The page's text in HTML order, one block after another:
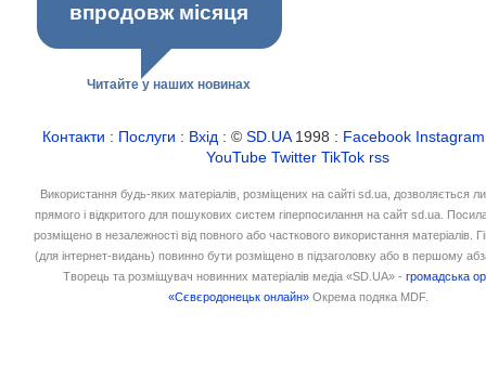
впродовж місяця
Читайте у наших новинах
Контакти : Послуги : Вхід : ©SD.UA1998 : Facebook Instagram
YouTube Twitter TikTok rss
Використання будь-яких матеріалів, розміщених на сайті sd.ua, дозволяється
прямого і відкритого для пошукових систем гіперпосилання на сайт sd.ua.
розміщено в незалежності від повного або часткового використання матеріалів.
(для інтернет-видань) повинно бути розміщено в підзаголовку або в першому
Творець та розміщувач новинних матеріалів медіа «SD.UA» -громадська
«Сєвєродонецьк онлайн» Окрема подяка MDF.